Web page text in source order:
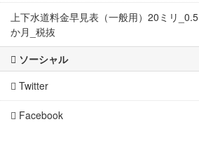
上下水道料金早見表（一般用）20ミリ_0.5
か月_税抜
ソーシャル
Twitter
Facebook